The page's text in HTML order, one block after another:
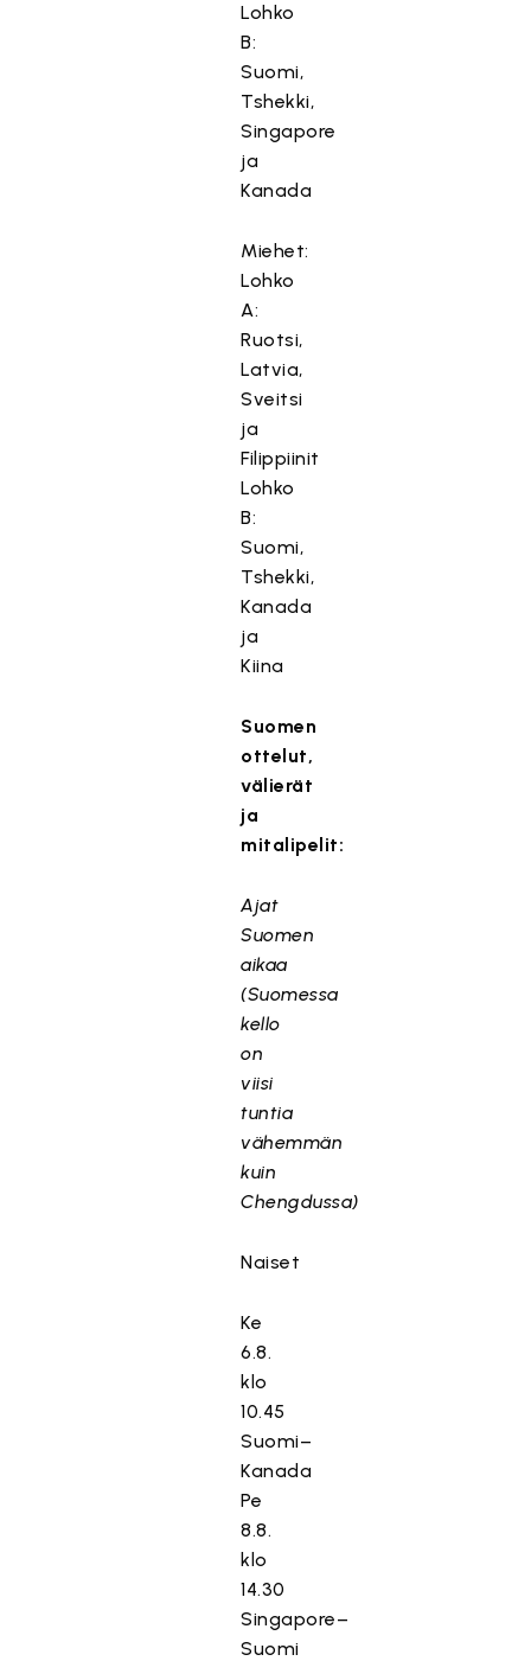
Lohko
B:
Suomi,
Tshekki,
Singapore
ja
Kanada
Miehet:
Lohko
A:
Ruotsi,
Latvia,
Sveitsi
ja
Filippiinit
Lohko
B:
Suomi,
Tshekki,
Kanada
ja
Kiina
Suomen
ottelut,
välierät
ja
mitalipelit:
Ajat
Suomen
aikaa
(Suomessa
kello
on
viisi
tuntia
vähemmän
kuin
Chengdussa)
Naiset
Ke
6.8.
klo
10.45
Suomi–
Kanada
Pe
8.8.
klo
14.30
Singapore–
Suomi